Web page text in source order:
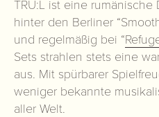
TRU:L ist eine
hinter den Berliner
und regelmäßig bei “
Sets strahlen stets eine
aus. Mit spürbarer
weniger bekannte
aller Welt.